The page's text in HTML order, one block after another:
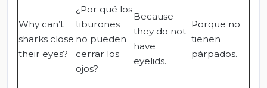
Why can’t
sharks close
their eyes?
¿Por qué los
tiburones
no pueden
cerrar los
ojos?
Because
they do not
have
eyelids.
Porque no
tienen
párpados.